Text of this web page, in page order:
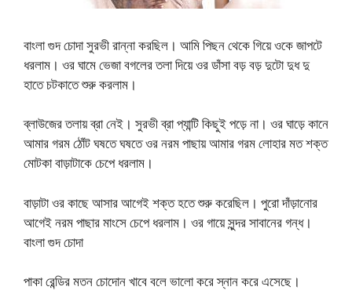
বাংলা গুদ চোদা সুরভী রান্না করছিল। আমি পিছন থেকে গিয়ে ওকে জাপটে
ধরলাম। ওর ঘামে ভেজা বগলের তলা দিয়ে ওর ডাঁসা বড় বড় দুটো দুধ দু
হাতে চটকাতে শুরু করলাম।
ব্লাউজের তলায় ব্রা নেই। সুরভী ব্রা প্যান্টি কিছুই পড়ে না। ওর ঘাড়ে কানে
আমার গরম ঠোঁট ঘষতে ঘষতে ওর নরম পাছায় আমার গরম লোহার মত শক্ত
মোটকা বাড়াটাকে চেপে ধরলাম।
বাড়াটা ওর কাছে আসার আগেই শক্ত হতে শুরু করেছিল। পুরো দাঁড়ানোর
আগেই নরম পাছার মাংসে চেপে ধরলাম। ওর গায়ে সুন্দর সাবানের গন্ধ।
বাংলা গুদ চোদা
পাকা রেন্ডির মতন চোদোন খাবে বলে ভালো করে স্নান করে এসেছে।